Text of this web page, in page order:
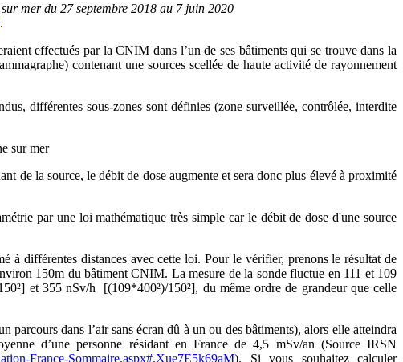
mer du 27 septembre 2018 au 7 juin 2020
.
effectués par la CNIM dans l’un de ses bâtiments qui se trouve dans la
contenant une sources scellée de haute activité de rayonnement
différentes sous-zones sont définies (zone surveillée, contrôlée, interdite
de la source, le débit de dose augmente et sera donc plus élevé à proximité
par une loi mathématique très simple car le débit de dose d'une source
à différentes distances avec cette loi. Pour le vérifier, prenons le résultat de
150m du bâtiment CNIM. La mesure de la sonde fluctue en 111 et 109
et 355 nSv/h [(109*400²)/150²], du même ordre de grandeur que celle
dans l’air sans écran dû à un ou des bâtiments), alors elle atteindra
d’une personne résidant en France de 4,5 mSv/an (Source IRSN
France-Sommaire.aspx#.Xue7E5k69aM). Si vous souhaitez calculer